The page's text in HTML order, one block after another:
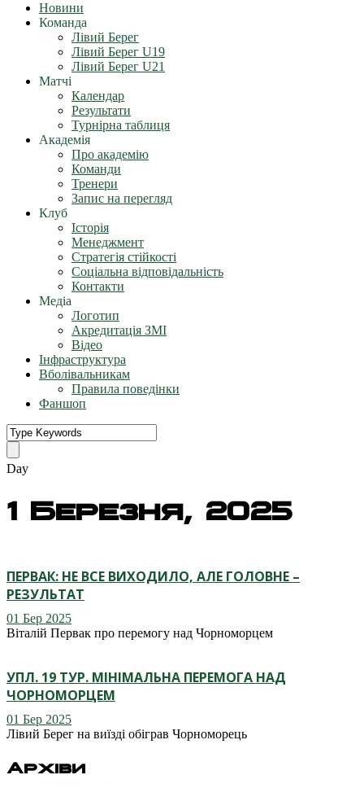
Новини
Команда
Лівий Берег
Лівий Берег U19
Лівий Берег U21
Матчі
Календар
Результати
Турнірна таблиця
Академія
Про академію
Команди
Тренери
Запис на перегляд
Клуб
Історія
Менеджмент
Стратегія стійкості
Соціальна відповідальність
Контакти
Медіа
Логотип
Акредитація ЗМІ
Відео
Інфраструктура
Вболівальникам
Правила поведінки
Фаншоп
Day
1 Березня, 2025
ПЕРВАК: НЕ ВСЕ ВИХОДИЛО, АЛЕ ГОЛОВНЕ –
РЕЗУЛЬТАТ
01 Бер 2025
Віталій Первак про перемогу над Чорноморцем
УПЛ. 19 ТУР. МІНІМАЛЬНА ПЕРЕМОГА НАД
ЧОРНОМОРЦЕМ
01 Бер 2025
Лівий Берег на виїзді обіграв Чорноморець
Архіви